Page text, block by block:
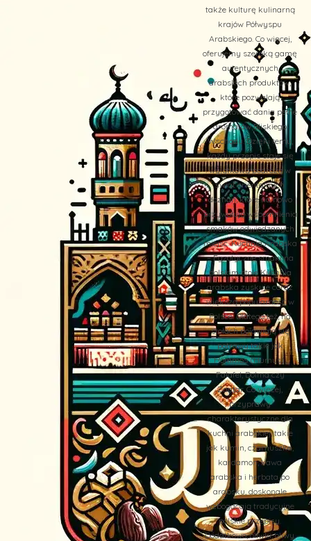
także kulturę kulinarną
krajów Półwyspu
Arabskiego. Co więcej,
oferujemy szeroką gamę
autentycznych
arabskich produktów,
które pozwalają
przygotować dania pełne
aromatów Bliskiego
Wschodu. Dzięki temu,
każdy przepis staje się
wyjątkową podróżą w
świat orientalnych
doznań, które na nowo
przywołują wspomnienia
smaków odwiedzanych
miejsc. Kuchnia Arabska
– Egzotyczne smaki na
polskim stole Kuchnia
arabska zyskuje coraz
większą popularność w
Polsce. Dlatego też, na
stołach pojawiają się
potrawy takie jak
Hommos (Humus),
Falafel, Dolma czy
Zaatar. Co więcej,
przyprawy
charakterystyczne dla
kuchni arabskiej, takie
jak kumin, czarnuszka,
kardamon, kawa
arabska i herbata po
arabsku, doskonale
wzbogacają tradycyjne
polskie przepisy.
Dodatkowo, oliwki, oliwy,